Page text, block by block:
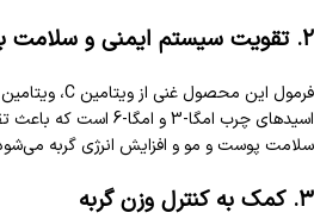
۲. تقویت سیستم ایمنی و سلامت بدن
اسیدهای چرب امگا-3 و
سلامت پوست و مو و افزایش انرژی گربه
۳. کمک به کنترل وزن گربه